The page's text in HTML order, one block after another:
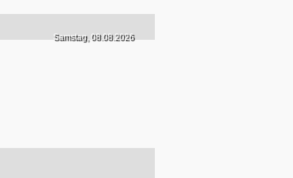
Samstag, 08.08.2026